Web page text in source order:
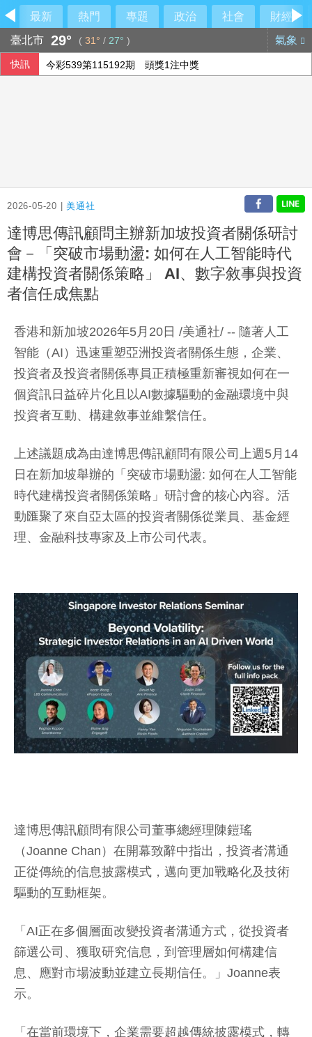
最新 熱門 專題 政治 社會
財經
臺北市 29° ( 31° / 27° ) 氣象
快訊 今彩539第115192期 頭獎1注中獎
2026-05-20 |美通社
達博思傳訊顧問主辦新加坡投資者關係研討
會－「突破市場動盪: 如何在人工智能時代
建構投資者關係策略」 AI、數字敘事與投資
者信任成焦點
香港和新加坡2026年5月20日 /美通社/ -- 隨著人工
智能（AI）迅速重塑亞洲投資者關係生態，企業、
投資者及投資者關係專員正積極重新審視如何在一
個資訊日益碎片化且以AI數據驅動的金融環境中與
投資者互動、構建敘事並維繫信任。
上述議題成為由達博思傳訊顧問有限公司上週5月14
日在新加坡舉辦的「突破市場動盪: 如何在人工智能
時代建構投資者關係策略」研討會的核心內容。活
動匯聚了來自亞太區的投資者關係從業員、基金經
理、金融科技專家及上市公司代表。
達博思傳訊顧問有限公司董事總經理陳鎧瑤
（Joanne Chan）在開幕致辭中指出，投資者溝通
正從傳統的信息披露模式，邁向更加戰略化及技術
驅動的互動框架。
「AI正在多個層面改變投資者溝通方式，從投資者
篩選公司、獲取研究信息，到管理層如何構建信
息、應對市場波動並建立長期信任。」Joanne表
示。
「在當前環境下，企業需要超越傳統披露模式，轉